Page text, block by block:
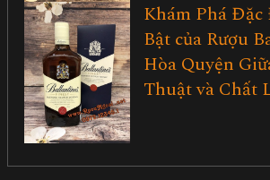
Khám Phá
Bật của Rượu
Hòa Quyện
Thuật và Chất